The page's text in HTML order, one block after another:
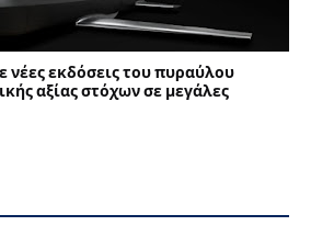
νέες εκδόσεις του πυραύλου
αξίας στόχων σε μεγάλες